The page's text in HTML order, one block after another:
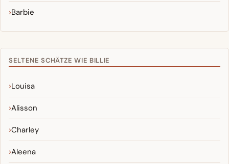
Barbie
SELTENE SCHÄTZE WIE BILLIE
Louisa
Alisson
Charley
Aleena